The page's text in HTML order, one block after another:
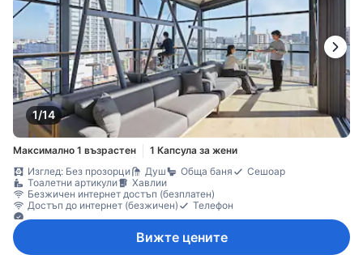
1/14
Максимално 1 възрастен
1 Капсула за жени
Изглед: Без прозорци
Душ Обща баня
Сешоар
Тоалетни артикули
Хавлии
Безжичен интернет достъп (безплатен)
Достъп до интернет (безжичен)
Телефон
Вижте цените